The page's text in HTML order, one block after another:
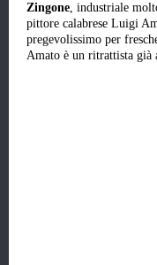
Zingone, industriale
pittore calabrese Luigi
pregevolissimo per
Amato è un ritrattista già